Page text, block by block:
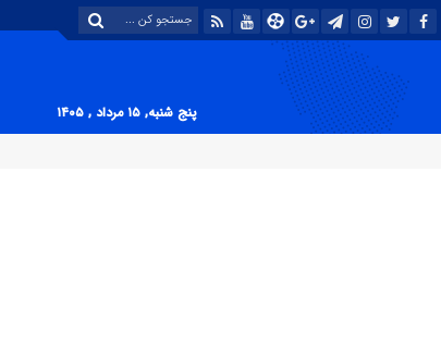
پنج شنبه, ۱۵ مرداد , ۱۴۰۵